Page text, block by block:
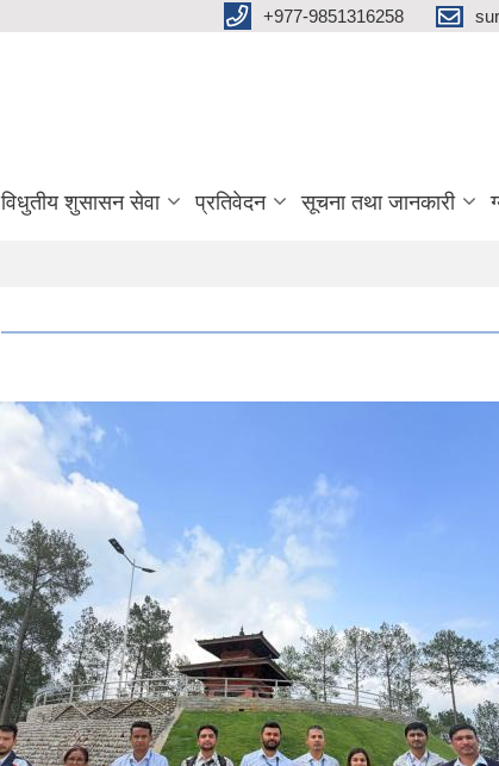
+977-9851316258
विधुतीय शुसासन सेवा प्रतिवेदन सूचना तथा जानकारी